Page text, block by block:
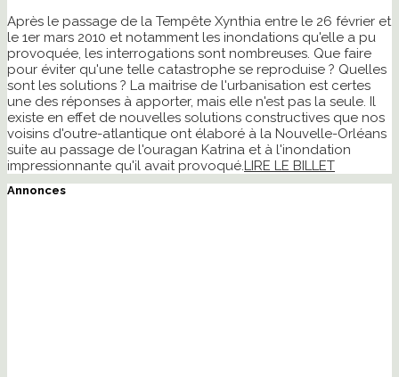
Après le passage de la Tempête Xynthia entre le 26 février et
le 1er mars 2010 et notamment les inondations qu'elle a pu
provoquée, les interrogations sont nombreuses. Que faire
pour éviter qu'une telle catastrophe se reproduise ? Quelles
sont les solutions ? La maitrise de l'urbanisation est certes
une des réponses à apporter, mais elle n'est pas la seule. Il
existe en effet de nouvelles solutions constructives que nos
voisins d'outre-atlantique ont élaboré à la Nouvelle-Orléans
suite au passage de l'ouragan Katrina et à l'inondation
impressionnante qu'il avait provoqué.LIRE LE BILLET
Annonces